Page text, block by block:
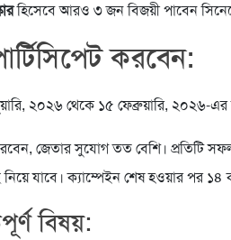
হিসেবে আরও ৩ জন বিজয়ী পাবেন
করবেন:
২০২৬ থেকে ১৫ ফেব্রুয়ারি, ২০২৬-
জেতার সুযোগ তত বেশি। প্রতিটি
যাবে। ক্যাম্পেইন শেষ হওয়ার পর ১৪
বিষয়: